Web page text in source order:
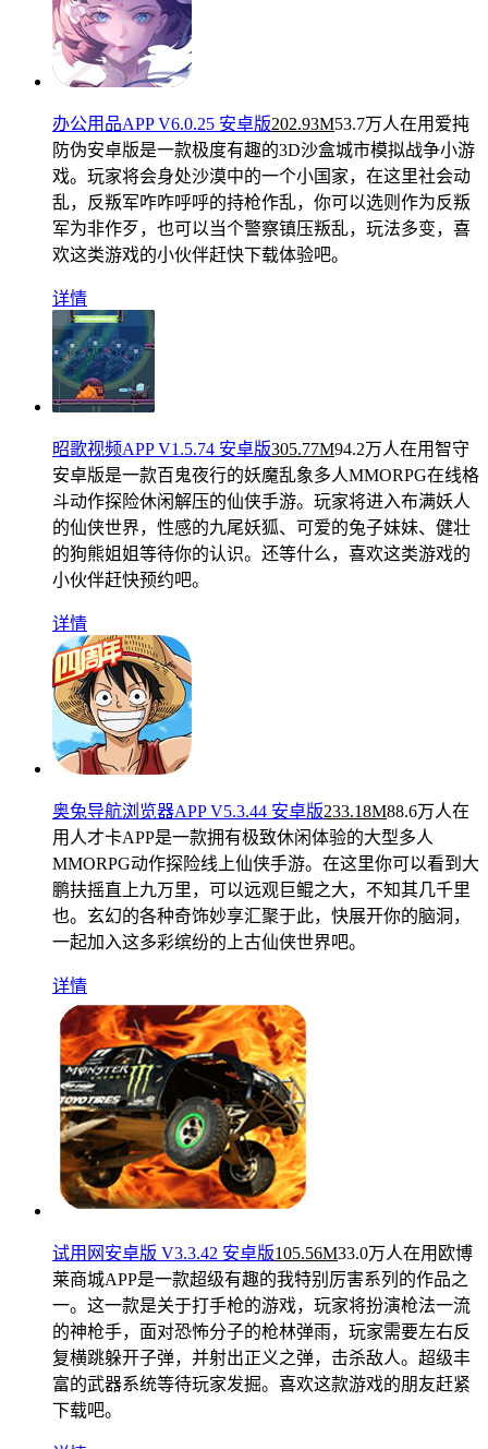
办公用品APP V6.0.25 安卓版202.93M53.7万人在用 爱扽
防伪安卓版是一款极度有趣的3D沙盒城市模拟战争小游
戏。玩家将会身处沙漠中的一个小国家，在这里社会动
乱，反叛军咋咋呼呼的持枪作乱，你可以选则作为反叛
军为非作歹，也可以当个警察镇压叛乱，玩法多变，喜
欢这类游戏的小伙伴赶快下载体验吧。
详情
昭歌视频APP V1.5.74 安卓版305.77M94.2万人在用智守
安卓版是一款百鬼夜行的妖魔乱象多人MMORPG在线格
斗动作探险休闲解压的仙侠手游。玩家将进入布满妖人
的仙侠世界，性感的九尾妖狐、可爱的兔子妹妹、健壮
的狗熊姐姐等待你的认识。还等什么，喜欢这类游戏的
小伙伴赶快预约吧。
详情
奥兔导航浏览器APP V5.3.44 安卓版233.18M88.6万人在
用 人才卡APP是一款拥有极致休闲体验的大型多人
MMORPG动作探险线上仙侠手游。在这里你可以看到大
鹏扶摇直上九万里，可以远观巨鲲之大，不知其几千里
也。玄幻的各种奇饰妙享汇聚于此，快展开你的脑洞，
一起加入这多彩缤纷的上古仙侠世界吧。
详情
试用网安卓版 V3.3.42 安卓版105.56M33.0万人在用 欧博
莱商城APP是一款超级有趣的我特别厉害系列的作品之
一。这一款是关于打手枪的游戏，玩家将扮演枪法一流
的神枪手，面对恐怖分子的枪林弹雨，玩家需要左右反
复横跳躲开子弹，并射出正义之弹，击杀敌人。超级丰
富的武器系统等待玩家发掘。喜欢这款游戏的朋友赶紧
下载吧。